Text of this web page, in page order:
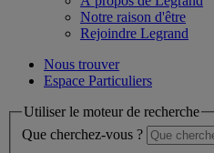
Notre raison d'être
Rejoindre Legrand
Nous trouver
Espace Particuliers
Utiliser le moteur de recherche
Que cherchez-vous ?